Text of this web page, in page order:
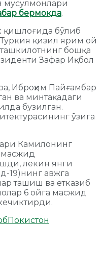
мусулмонлари
бермоқда.
қишлоғида бўлиб
қизил ярим ой
бошқа
Зафар Иқбол
Иброҳим Пайғамбар
ва минтақадаги
бузилган.
ўзига
Камилонинг
масжид
лекин янги
19)нинг авжга
ташиш ва етказиб
6 ойга масжид
Покистон